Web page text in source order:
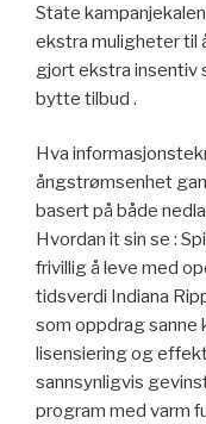
State
ekstra muligheter til
gjort ekstra insentiv
bytte tilbud .
Hva
ångstrømsenhet
basert på både
Hvordan it sin se :
frivillig å leve med
tidsverdi Indiana
som oppdrag sanne
lisensiering og
sannsynligvis
program med varm